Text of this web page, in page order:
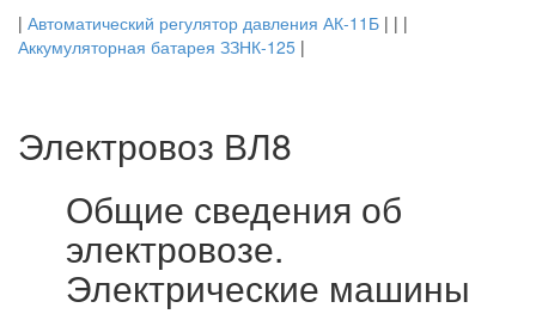
| Автоматический регулятор давления АК-11Б | | |
Аккумуляторная батарея ЗЗНК-125 |
Электровоз ВЛ8
Общие сведения об
электровозе.
Электрические машины